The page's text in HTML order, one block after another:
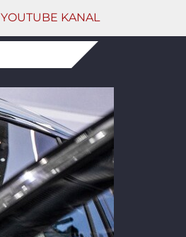
YOUTUBE KANAL